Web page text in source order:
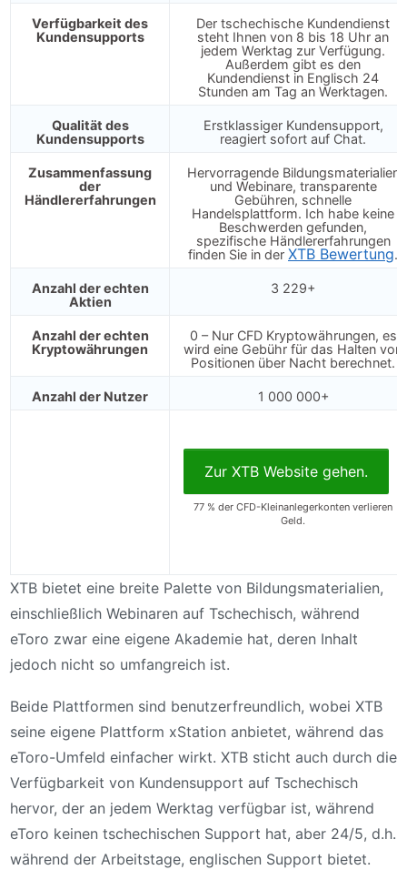
Verfügbarkeit des
Kundensupports
Der tschechische Kundendienst
steht Ihnen von 8 bis 18 Uhr an
jedem Werktag zur Verfügung.
Außerdem gibt es den
Kundendienst in Englisch 24
Stunden am Tag an Werktagen.
Qualität des
Kundensupports
Erstklassiger Kundensupport,
reagiert sofort auf Chat.
Zusammenfassung
der
Händlererfahrungen
Hervorragende Bildungsmaterialien
und Webinare, transparente
Gebühren, schnelle
Handelsplattform. Ich habe keine
Beschwerden gefunden,
spezifische Händlererfahrungen
finden Sie in der XTB Bewertung.
Anzahl der echten
Aktien
3 229+
Anzahl der echten
Kryptowährungen
0 – Nur CFD Kryptowährungen, es
wird eine Gebühr für das Halten von
Positionen über Nacht berechnet.
Anzahl der Nutzer 1 000 000+
Zur XTB Website gehen.
77 % der CFD-Kleinanlegerkonten verlieren
Geld.
XTB bietet eine breite Palette von Bildungsmaterialien,
einschließlich Webinaren auf Tschechisch, während
eToro zwar eine eigene Akademie hat, deren Inhalt
jedoch nicht so umfangreich ist.
Beide Plattformen sind benutzerfreundlich, wobei XTB
seine eigene Plattform xStation anbietet, während das
eToro-Umfeld einfacher wirkt. XTB sticht auch durch die
Verfügbarkeit von Kundensupport auf Tschechisch
hervor, der an jedem Werktag verfügbar ist, während
eToro keinen tschechischen Support hat, aber 24/5, d.h.
während der Arbeitstage, englischen Support bietet.